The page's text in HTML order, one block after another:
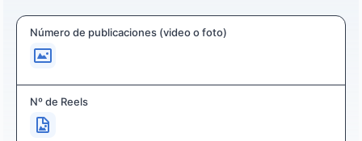
Número de publicaciones (video o foto)
Nº de Reels